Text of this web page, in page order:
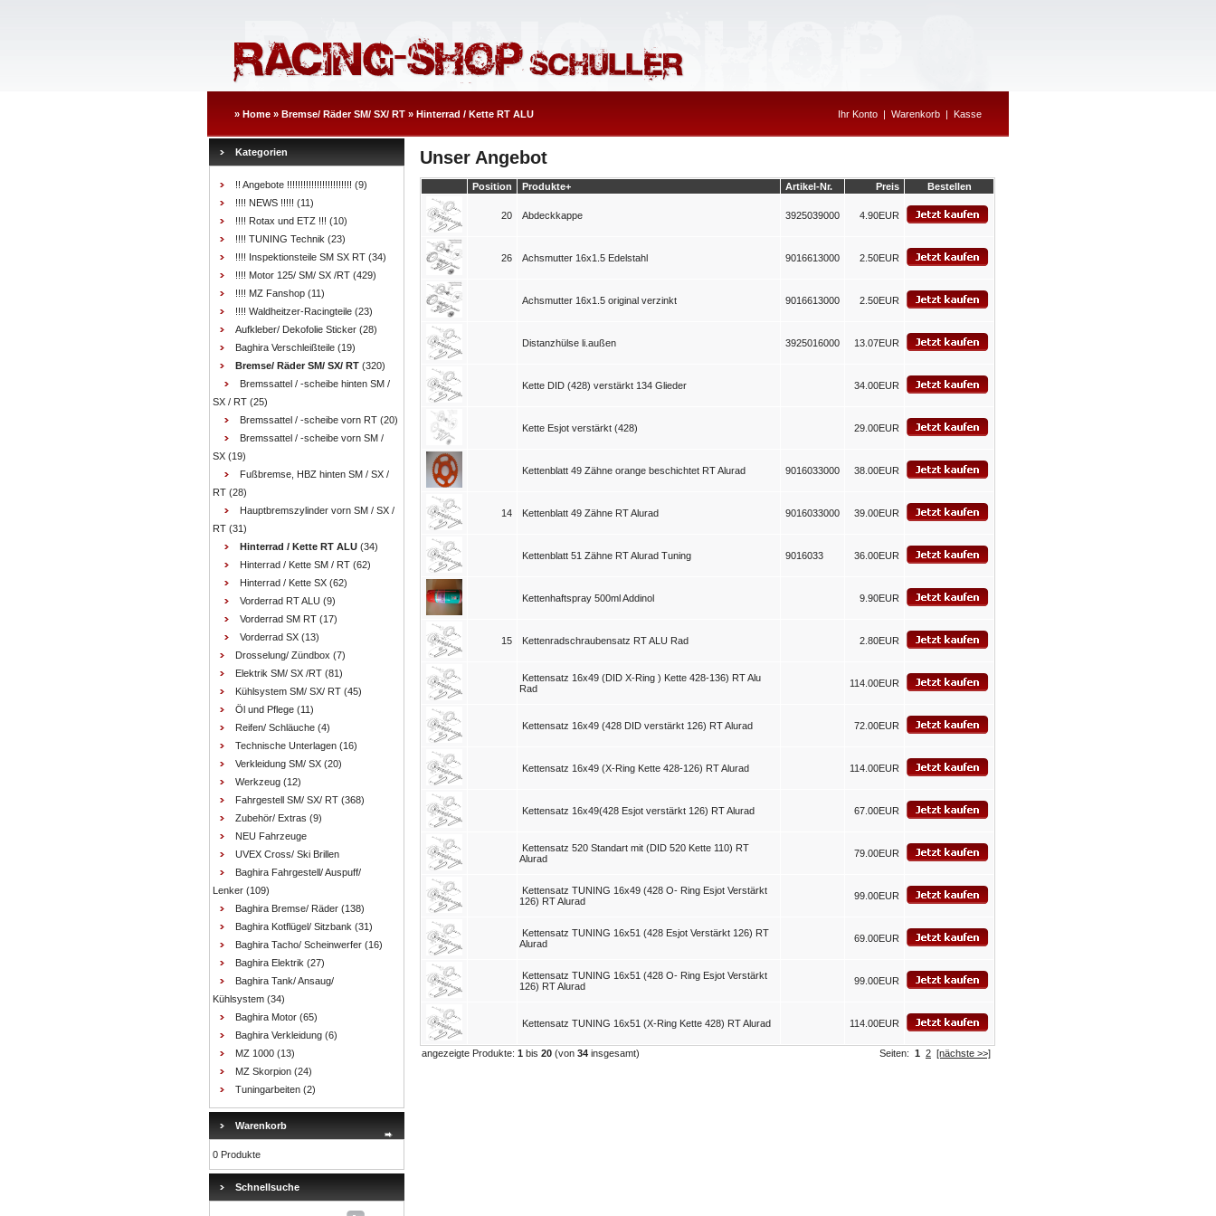
» Home » Bremse/ Räder SM/ SX/ RT » Hinterrad / Kette RT ALU Ihr Konto | Warenkorb | Kasse
Kategorien
!! Angebote !!!!!!!!!!!!!!!!!!!!!!!! (9)
!!!! NEWS !!!!! (11)
!!!! Rotax und ETZ !!! (10)
!!!! TUNING Technik (23)
!!!! Inspektionsteile SM SX RT (34)
!!!! Motor 125/ SM/ SX /RT (429)
!!!! MZ Fanshop (11)
!!!! Waldheitzer-Racingteile (23)
Aufkleber/ Dekofolie Sticker (28)
Baghira Verschleißteile (19)
Bremse/ Räder SM/ SX/ RT (320)
Bremssattel / -scheibe hinten SM /
SX / RT (25)
Bremssattel / -scheibe vorn RT (20)
Bremssattel / -scheibe vorn SM /
SX (19)
Fußbremse, HBZ hinten SM / SX /
RT (28)
Hauptbremszylinder vorn SM / SX /
RT (31)
Hinterrad / Kette RT ALU (34)
Hinterrad / Kette SM / RT (62)
Hinterrad / Kette SX (62)
Vorderrad RT ALU (9)
Vorderrad SM RT (17)
Vorderrad SX (13)
Drosselung/ Zündbox (7)
Elektrik SM/ SX /RT (81)
Kühlsystem SM/ SX/ RT (45)
Öl und Pflege (11)
Reifen/ Schläuche (4)
Technische Unterlagen (16)
Verkleidung SM/ SX (20)
Werkzeug (12)
Fahrgestell SM/ SX/ RT (368)
Zubehör/ Extras (9)
NEU Fahrzeuge
UVEX Cross/ Ski Brillen
Baghira Fahrgestell/ Auspuff/
Lenker (109)
Baghira Bremse/ Räder (138)
Baghira Kotflügel/ Sitzbank (31)
Baghira Tacho/ Scheinwerfer (16)
Baghira Elektrik (27)
Baghira Tank/ Ansaug/
Kühlsystem (34)
Baghira Motor (65)
Baghira Verkleidung (6)
MZ 1000 (13)
MZ Skorpion (24)
Tuningarbeiten (2)
Warenkorb
0 Produkte
Schnellsuche
Unser Angebot
Position Produkte+ Artikel-Nr. Preis Bestellen
20 Abdeckkappe 3925039000 4.90EUR
26 Achsmutter 16x1.5 Edelstahl 9016613000 2.50EUR
Achsmutter 16x1.5 original verzinkt 9016613000 2.50EUR
Distanzhülse li.außen 3925016000 13.07EUR
Kette DID (428) verstärkt 134 Glieder 34.00EUR
Kette Esjot verstärkt (428) 29.00EUR
Kettenblatt 49 Zähne orange beschichtet RT Alurad 9016033000 38.00EUR
14 Kettenblatt 49 Zähne RT Alurad 9016033000 39.00EUR
Kettenblatt 51 Zähne RT Alurad Tuning 9016033 36.00EUR
Kettenhaftspray 500ml Addinol 9.90EUR
15 Kettenradschraubensatz RT ALU Rad 2.80EUR
Kettensatz 16x49 (DID X-Ring ) Kette 428-136) RT Alu
Rad
114.00EUR
Kettensatz 16x49 (428 DID verstärkt 126) RT Alurad 72.00EUR
Kettensatz 16x49 (X-Ring Kette 428-126) RT Alurad 114.00EUR
Kettensatz 16x49(428 Esjot verstärkt 126) RT Alurad 67.00EUR
Kettensatz 520 Standart mit (DID 520 Kette 110) RT
Alurad
79.00EUR
Kettensatz TUNING 16x49 (428 O- Ring Esjot Verstärkt
126) RT Alurad
99.00EUR
Kettensatz TUNING 16x51 (428 Esjot Verstärkt 126) RT
Alurad
69.00EUR
Kettensatz TUNING 16x51 (428 O- Ring Esjot Verstärkt
126) RT Alurad
99.00EUR
Kettensatz TUNING 16x51 (X-Ring Kette 428) RT Alurad 114.00EUR
angezeigte Produkte: 1 bis 20 (von 34 insgesamt) Seiten: 1 2 [nächste >>]